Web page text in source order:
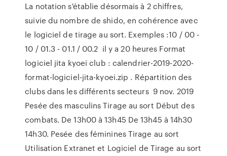
La notation s'établie désormais à 2 chiffres,
suivie du nombre de shido, en cohérence avec
le logiciel de tirage au sort. Exemples :10 / 00 -
10 / 01.3 - 01.1 / 00.2 il y a 20 heures Format
logiciel jita kyoei club : calendrier-2019-2020-
format-logiciel-jita-kyoei.zip . Répartition des
clubs dans les différents secteurs 9 nov. 2019
Pesée des masculins Tirage au sort Début des
combats. De 13h00 à 13h45 De 13h45 à 14h30
14h30. Pesée des féminines Tirage au sort
Utilisation Extranet et Logiciel de Tirage au sort